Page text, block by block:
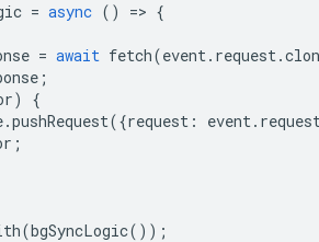
= async () => {
= await fetch(event. request.
;
)
{
.pushRequest({request : event.
;
(bgSyncLogic());